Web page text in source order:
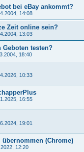
bei eBay ankommt?
14:08
Zeit online sein?
13:03
Geboten testen?
18:40
10:33
16:55
19:01
(Chrome)
12:20